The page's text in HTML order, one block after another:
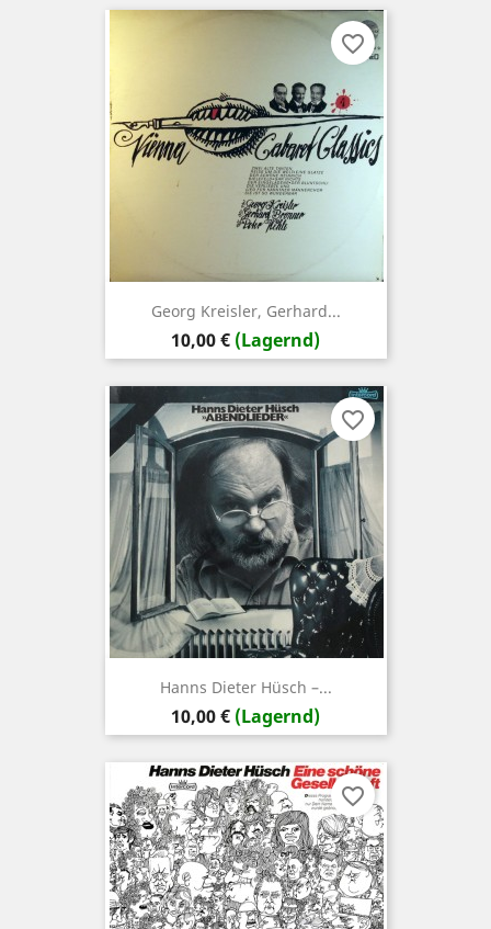
Georg Kreisler, Gerhard...
Preis
10,00 € (Lagernd)
favorite_border
Hanns Dieter Hüsch –...
Preis
10,00 € (Lagernd)
favorite_border
favorite_border